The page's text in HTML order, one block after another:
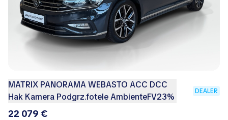
MATRIX PANORAMA WEBASTO ACC DCC
Hak Kamera Podgrz.fotele AmbienteFV23%
DEALER
22 079 €